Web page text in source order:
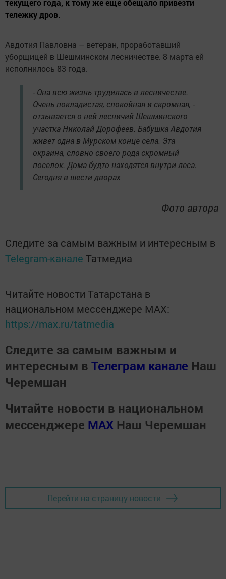
текущего года, к тому же еще обещало привезти
тележку дров.
Авдотия Павловна – ветеран, проработавший
уборщицей в Шешминском лесничестве. 8 марта ей
исполнилось 83 года.
- Она всю жизнь трудилась в лесничестве.
Очень покладистая, спокойная и скромная, -
отзывается о ней лесничий Шешминского
участка Николай Дорофеев. Бабушка Авдотия
живет одна в Мурском конце села. Эта
окраина, словно своего рода скромный
поселок. Дома будто находятся внутри леса.
Сегодня в шести дворах
Фото автора
Следите за самым важным и интересным в
Telegram-канале Татмедиа
Читайте новости Татарстана в
национальном мессенджере MАХ:
https://max.ru/tatmedia
Следите за самым важным и
интересным в Телеграм канале Наш
Черемшан
Читайте новости в национальном
мессенджере MАХ Наш Черемшан
Перейти на страницу новости